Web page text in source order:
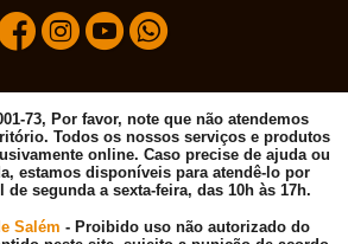
73, Por favor, note que não atendemos
Todos os nossos serviços e produtos
online. Caso precise de ajuda ou
estamos disponíveis para atendê-lo por
de segunda a sexta-feira, das 10h às 17h.
Salém - Proibido uso não autorizado do